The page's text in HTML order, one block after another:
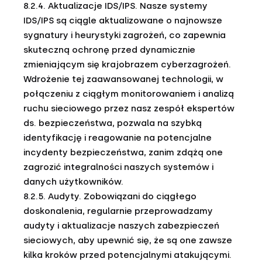
8.2.4. Aktualizacje IDS/IPS. Nasze systemy
IDS/IPS są ciągle aktualizowane o najnowsze
sygnatury i heurystyki zagrożeń, co zapewnia
skuteczną ochronę przed dynamicznie
zmieniającym się krajobrazem cyberzagrożeń.
Wdrożenie tej zaawansowanej technologii, w
połączeniu z ciągłym monitorowaniem i analizą
ruchu sieciowego przez nasz zespół ekspertów
ds. bezpieczeństwa, pozwala na szybką
identyfikację i reagowanie na potencjalne
incydenty bezpieczeństwa, zanim zdążą one
zagrozić integralności naszych systemów i
danych użytkowników.
8.2.5. Audyty. Zobowiązani do ciągłego
doskonalenia, regularnie przeprowadzamy
audyty i aktualizacje naszych zabezpieczeń
sieciowych, aby upewnić się, że są one zawsze
kilka kroków przed potencjalnymi atakującymi.